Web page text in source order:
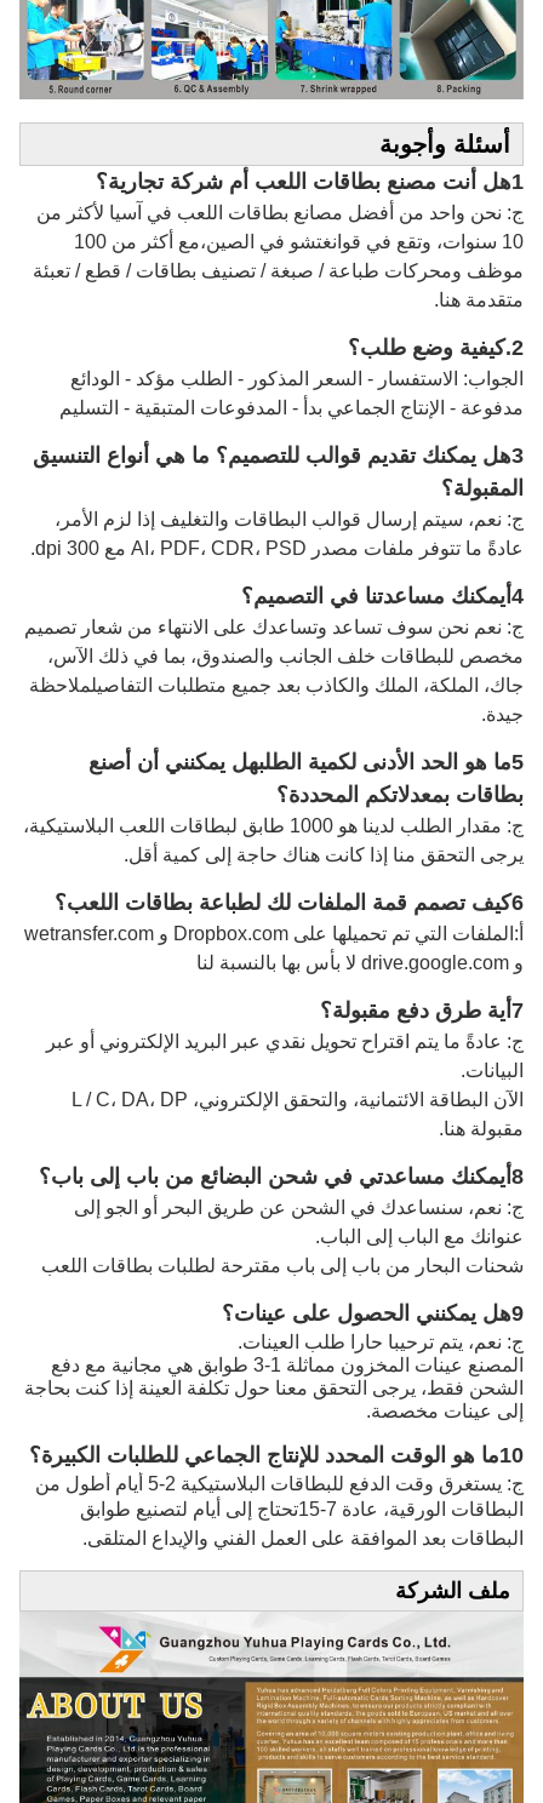
أسئلة وأجوبة
1هل أنت مصنع بطاقات اللعب أم شركة تجارية؟
ج: نحن واحد من أفضل مصانع بطاقات اللعب في آسيا لأكثر من
10 سنوات، وتقع في قوانغتشو في الصين،مع أكثر من 100
موظف ومحركات طباعة / صبغة / تصنيف بطاقات / قطع / تعبئة
متقدمة هنا.
2. كيفية وضع طلب؟
الجواب: الاستفسار - السعر المذكور - الطلب مؤكد - الودائع
مدفوعة - الإنتاج الجماعي بدأ - المدفوعات المتبقية - التسليم
3هل يمكنك تقديم قوالب للتصميم؟ ما هي أنواع التنسيق
المقبولة؟
ج: نعم، سيتم إرسال قوالب البطاقات والتغليف إذا لزم الأمر،
عادةً ما تتوفر ملفات مصدر AI، PDF، CDR، PSD مع 300 dpi.
4أيمكنك مساعدتنا في التصميم؟
ج: نعم نحن سوف تساعد وتساعدك على الانتهاء من شعار تصميم
مخصص للبطاقات خلف الجانب والصندوق، بما في ذلك الآس،
جاك، الملكة، الملك والكاذب بعد جميع متطلبات التفاصيلملاحظة
جيدة.
5ما هو الحد الأدنى لكمية الطلب
هل يمكنني أن أصنع
بطاقات بمعدلاتكم المحددة؟
ج: مقدار الطلب لدينا هو 1000 طابق لبطاقات اللعب البلاستيكية،
يرجى التحقق منا إذا كانت هناك حاجة إلى كمية أقل.
6كيف تصمم قمة الملفات لك لطباعة بطاقات اللعب؟
أ:
الملفات التي تم تحميلها على Dropbox.com و wetransfer.com
و drive.google.com لا بأس بها بالنسبة لنا
7أية طرق دفع مقبولة؟
ج: عادةً ما يتم اقتراح تحويل نقدي عبر البريد الإلكتروني أو عبر
البيانات.
الآن البطاقة الائتمانية، والتحقق الإلكتروني، L / C، DA، DP
مقبولة هنا.
8أيمكنك مساعدتي في شحن البضائع من باب إلى باب؟
ج: نعم، سنساعدك في الشحن عن طريق البحر أو الجو إلى
عنوانك مع الباب إلى الباب.
شحنات البحار من باب إلى باب مقترحة لطلبات بطاقات اللعب
9هل يمكنني الحصول على عينات؟
ج: نعم، يتم ترحيبا حارا طلب العينات.
المصنع عينات المخزون مماثلة 1-3 طوابق هي مجانية مع دفع
الشحن فقط، يرجى التحقق معنا حول تكلفة العينة إذا كنت بحاجة
إلى عينات مخصصة.
10ما هو الوقت المحدد للإنتاج الجماعي للطلبات الكبيرة؟
ج: يستغرق وقت الدفع للبطاقات البلاستيكية 2-5 أيام أطول من
البطاقات الورقية، عادة 7-15
تحتاج إلى أيام لتصنيع طوابق
البطاقات بعد الموافقة على العمل الفني والإيداع المتلقى.
ملف الشركة